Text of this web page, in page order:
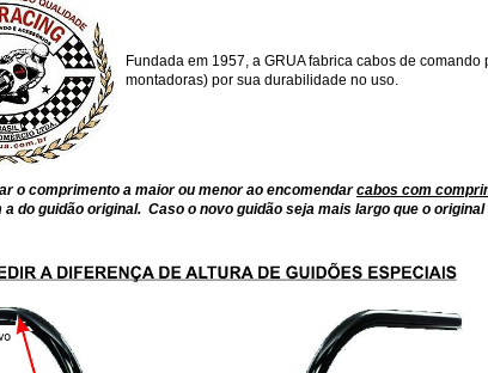
Fundada em 1957, a GRUA fabrica cabos de
montadoras) por sua durabilidade no uso.
o comprimento a maior ou menor ao encomendarcabos com
a do guidão original. Caso o novo guidão seja mais largo que o